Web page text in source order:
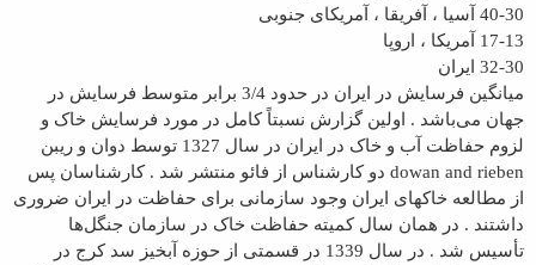
40-30 آسیا ، آفریقا ، آمریکای جنوبی
17-13 آمریکا ، اروپا
32-30 ایران
میانگین فرسایش در ایران در حدود 3/4 برابر متوسط فرسایش در
جهان می‌باشد . اولین گزارش نسبتاً کامل در مورد فرسایش خاک و
لزوم حفاظت آب و خاک در ایران در سال 1327 توسط دوان و ریبن
dowan and rieben دو کارشناس از فائو منتشر شد . کارشناسان پس
از مطالعه خاکهای ایران وجود سازمانی برای حفاظت در ایران ضروری
داشتند . در همان سال کمیته حفاظت خاک در سازمان جنگل‌ها
تأسیس شد . در سال 1339 در قسمتی از حوزه آبخیز سد کرج در